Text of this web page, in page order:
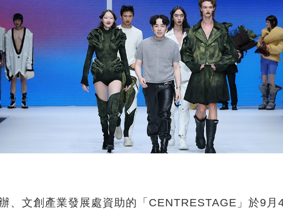
、文創產業發展處資助的「CENTRESTAGE」 於9 月